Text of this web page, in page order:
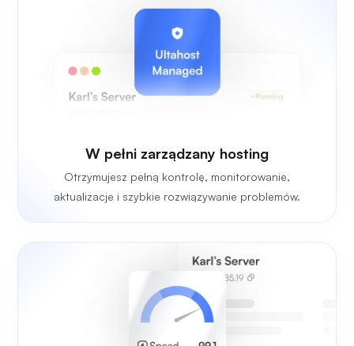
W pełni zarządzany hosting
Otrzymujesz pełną kontrolę, monitorowanie,
aktualizacje i szybkie rozwiązywanie problemów.